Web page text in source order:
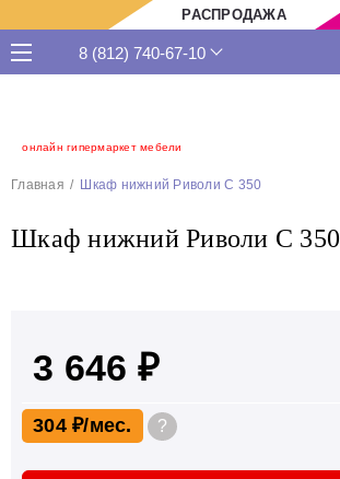
РАСПРОДАЖА
онлайн гипермаркет мебели
8 (812) 740-67-10
Главная Шкаф нижний Риволи С 350
Шкаф нижний Риволи С 350
3 646 ₽
304 ₽ ?